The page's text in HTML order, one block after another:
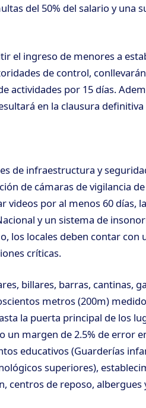
del 50% del salario y una
el ingreso de menores a
de control,
actividades por 15 días.
en la clausura
de infraestructura y
de cámaras de vigilancia
videos por al menos 60 días,
y un sistema de
los locales deben contar con
críticas.
billares, barras, cantinas,
metros (200m)
la puerta principal de los
margen de 2.5% de error
educativos (Guarderías
superiores),
centros de reposo, albergues